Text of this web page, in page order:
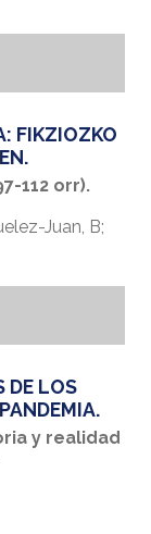
FIKZIOZKO
112 orr).
Juan, B;
DE LOS
y realidad